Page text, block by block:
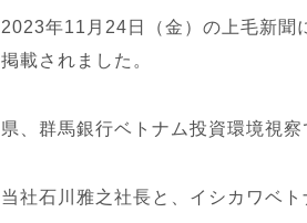
2023年11月24日（金）の上毛新聞
掲載されました。
県、群馬銀行ベトナム投資環境視
当社石川雅之社長と、イシカワベ